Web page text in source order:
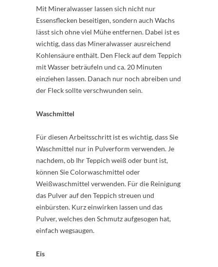
Mit Mineralwasser lassen sich nicht nur
Essensflecken beseitigen, sondern auch Wachs
lässt sich ohne viel Mühe entfernen. Dabei ist es
wichtig, dass das Mineralwasser ausreichend
Kohlensäure enthält. Den Fleck auf dem Teppich
mit Wasser beträufeln und ca. 20 Minuten
einziehen lassen. Danach nur noch abreiben und
der Fleck sollte verschwunden sein.
Waschmittel
Für diesen Arbeitsschritt ist es wichtig, dass Sie
Waschmittel nur in Pulverform verwenden. Je
nachdem, ob Ihr Teppich weiß oder bunt ist,
können Sie Colorwaschmittel oder
Weißwaschmittel verwenden. Für die Reinigung
das Pulver auf den Teppich streuen und
einbürsten. Kurz einwirken lassen und das
Pulver, welches den Schmutz aufgesogen hat,
einfach wegsaugen.
Eis